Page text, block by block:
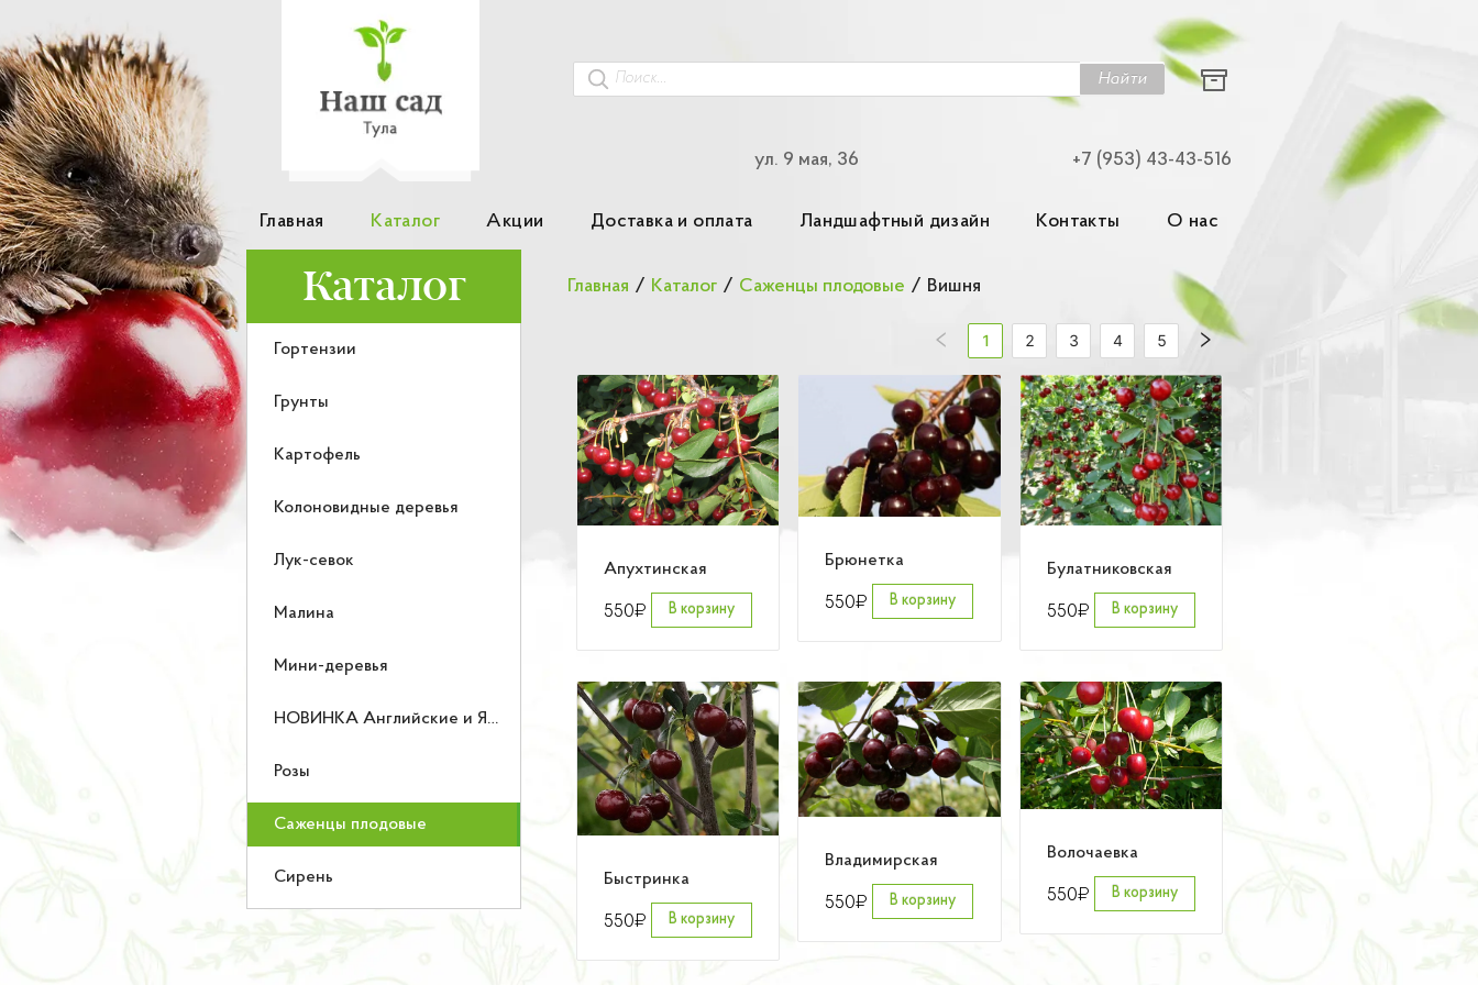
Найти
ул. 9 мая, 36 +7 (953) 43-43-516
Главная Каталог Акции Доставка и оплата Ландшафтный дизайн Контакты О нас
Каталог
Гортензии
Грунты
Картофель
Колоновидные деревья
Лук-севок
Малина
Мини-деревья
НОВИНКА Английские и Японские розы
Розы
Саженцы плодовые
Сирень
Главная / Каталог / Саженцы плодовые / Вишня
1 2 3 4 5
Апухтинская
550₽ В корзину
Брюнетка
550₽ В корзину
Булатниковская
550₽ В корзину
Быстринка
550₽ В корзину
Владимирская
550₽ В корзину
Волочаевка
550₽ В корзину